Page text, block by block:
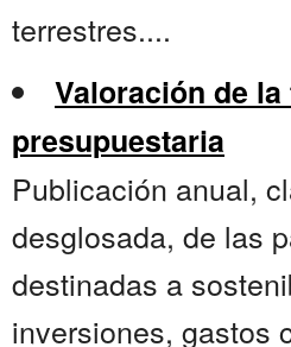
terrestres....
Valoración de
presupuestaria
Publicación anual,
desglosada, de las
destinadas a
inversiones, gastos